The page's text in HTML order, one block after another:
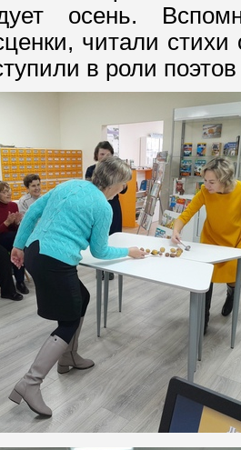
осень.
читали стихи
в роли поэтов